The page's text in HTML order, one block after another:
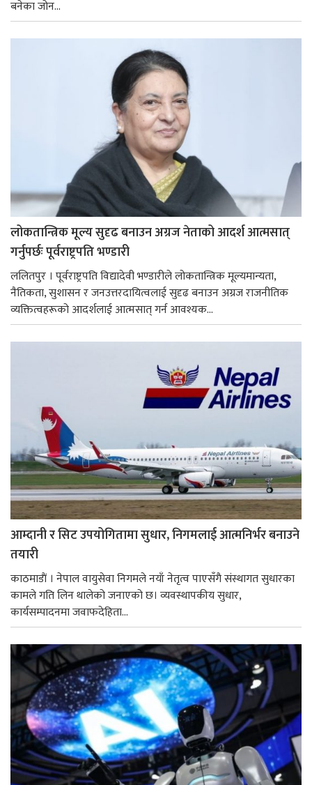
बनेका जोन...
लोकतान्त्रिक मूल्य सुदृढ बनाउन अग्रज नेताको आदर्श आत्मसात्
गर्नुपर्छः पूर्वराष्ट्रपति भण्डारी
ललितपुर । पूर्वराष्ट्रपति विद्यादेवी भण्डारीले लोकतान्त्रिक मूल्यमान्यता,
नैतिकता, सुशासन र जनउत्तरदायित्वलाई सुदृढ बनाउन अग्रज राजनीतिक
व्यक्तित्वहरूको आदर्शलाई आत्मसात् गर्न आवश्यक...
आम्दानी र सिट उपयोगितामा सुधार, निगमलाई आत्मनिर्भर बनाउने
तयारी
काठमाडाैं । नेपाल वायुसेवा निगमले नयाँ नेतृत्व पाएसँगै संस्थागत सुधारका
कामले गति लिन थालेको जनाएको छ। व्यवस्थापकीय सुधार,
कार्यसम्पादनमा जवाफदेहिता...